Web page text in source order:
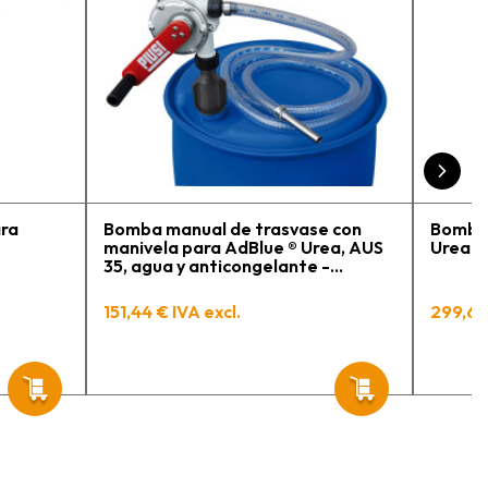
mi trabajo. Salvador,
persona con que estuve
general, la recomiendo,
Bomba manual de trasvase con
manivela para AdBlue ® Urea, AUS
35, agua y anticongelante -
PIUSI
151,44 € IVA excl.
Urea